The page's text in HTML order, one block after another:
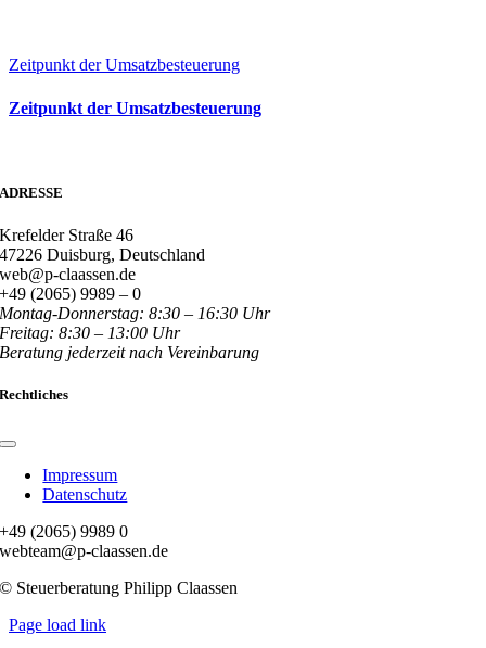
Zeitpunkt der Umsatzbesteuerung
Zeitpunkt der Umsatzbesteuerung
ADRESSE
Krefelder Straße 46
47226 Duisburg, Deutschland
web@p-claassen.de
+49 (2065) 9989 – 0
Montag-Donnerstag: 8:30 – 16:30 Uhr
Freitag: 8:30 – 13:00 Uhr
Beratung jederzeit nach Vereinbarung
Rechtliches
Toggle
NavigationImpressum
Datenschutz
+49 (2065) 9989 0
webteam@p-claassen.de
© Steuerberatung Philipp Claassen
Page load link